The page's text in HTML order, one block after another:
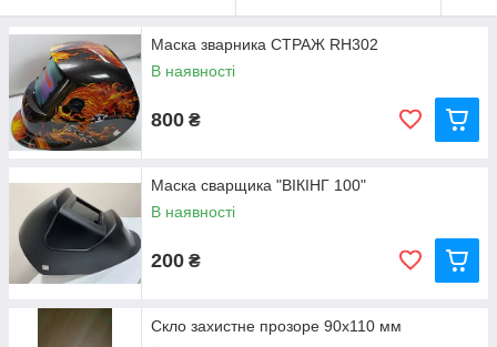
Маска зварника СТРАЖ RH302
В наявності
800 ₴
Маска сварщика "ВІКІНГ 100"
В наявності
200 ₴
Скло захистне прозоре 90х110 мм